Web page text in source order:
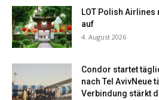
LOT Polish Airlines
auf
4. August 2026
Condor startet
nach Tel AvivNeue
Verbindung stärkt